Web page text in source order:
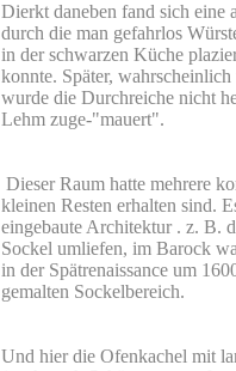
Dierkt daneben fand sich eine
durch die man gefahrlos
in der schwarzen Küche
konnte. Später,
wurde die Durchreiche nicht
Lehm zuge-"mauert".
Dieser Raum hatte mehrere
kleinen Resten erhalten sind.
eingebaute Architektur . z. B.
Sockel umliefen, im Barock
in der Spätrenaissance um
gemalten Sockelbereich.
Und hier die Ofenkachel mit